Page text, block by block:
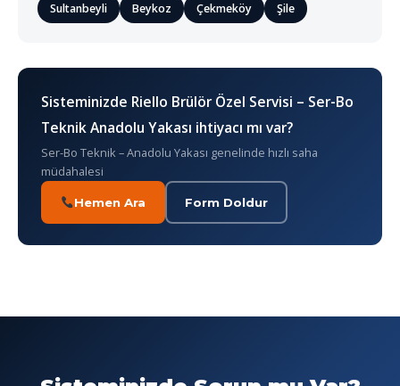
Sultanbeyli
Beykoz Çekmeköy Şile
Sisteminizde Riello Brülör Özel Servisi – Ser-Bo
Teknik Anadolu Yakası ihtiyacı mı var?
Ser-Bo Teknik – Anadolu Yakası genelinde hızlı saha
müdahalesi
Hemen Ara Form Doldur